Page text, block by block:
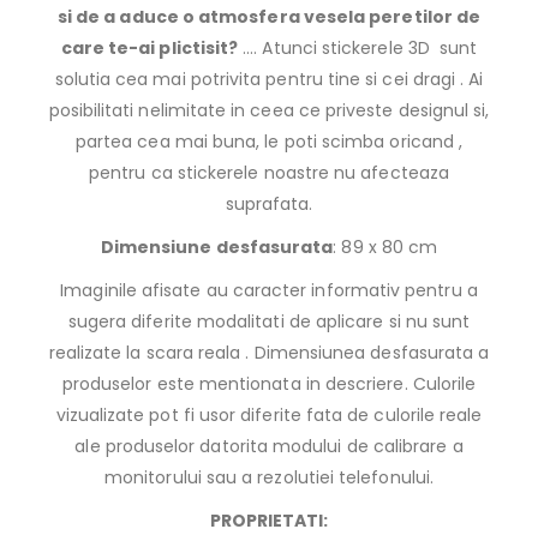
si de a aduce o atmosfera vesela peretilor de
care te-ai plictisit? …. Atunci stickerele 3D sunt
solutia cea mai potrivita pentru tine si cei dragi . Ai
posibilitati nelimitate in ceea ce priveste designul si,
partea cea mai buna, le poti scimba oricand ,
pentru ca stickerele noastre nu afecteaza
suprafata.
Dimensiune desfasurata: 89 x 80 cm
Imaginile afisate au caracter informativ pentru a
sugera diferite modalitati de aplicare si nu sunt
realizate la scara reala . Dimensiunea desfasurata a
produselor este mentionata in descriere. Culorile
vizualizate pot fi usor diferite fata de culorile reale
ale produselor datorita modului de calibrare a
monitorului sau a rezolutiei telefonului.
PROPRIETATI: